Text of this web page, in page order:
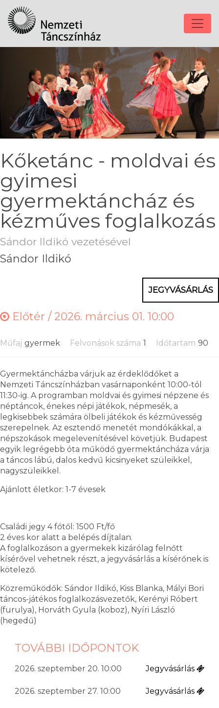
Kőketánc - moldvai és
gyimesi
gyermektáncház és
kézműves foglalkozás
Sándor Ildikó vezetésével
Sándor Ildikó
JEGYVÁSÁRLÁS
Előtér /2026. március 01. 10:00
Műfaj gyermek Felvonások száma 1 Időtartam 90
Gyermektáncházba várjuk az érdeklődőket a
Nemzeti Táncszínházban vasárnaponként 10:00-tól
11:30-ig. A programban moldvai és gyimesi népzene és
néptáncok, énekes népi játékok, népmesék, a
legkisebbek számára ölbeli játékok és kézművesség
szerepelnek. Az esztendő menetét mondókákkal, a
népszokások megelevenítésével követjük. Budapest
egyik legrégebb óta működő gyermektáncháza várja
a táncos lábú, dalos kedvű kicsinyeket szüleikkel,
nagyszüleikkel.
Ajánlott életkor: 1-7 évesek
Családi jegy 4 főtől: 1500 Ft/fő
2 éves kor alatt a belépés díjtalan.
A foglalkozáson a gyermekek kizárólag felnőtt
kísérővel vehetnek részt, a jegyvásárlás a kísérőnek is
kötelező.
Közreműködők: Sándor Ildikó, Kiss Blanka, Mályi Bori
táncos-játékos foglalkozásvezetők, Kerényi Róbert
(furulya), Horváth Gyula (koboz), Nyíri László
(hegedű)
TOVÁBBI IDŐPONTOK
2026. szeptember 20. 10:00 Jegyvásárlás
2026. szeptember 27. 10:00 Jegyvásárlás